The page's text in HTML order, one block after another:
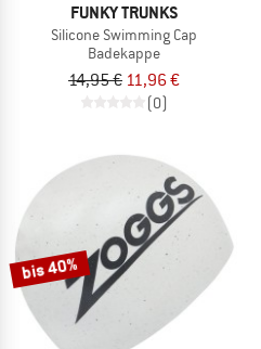
FUNKY TRUNKS
Silicone Swimming Cap
Badekappe
14,95 € 11,96 €
(0)
bis 40%